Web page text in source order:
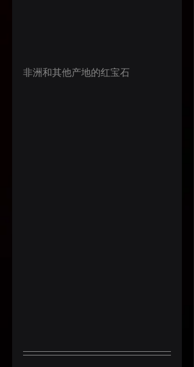
非洲和其他产地的红宝石